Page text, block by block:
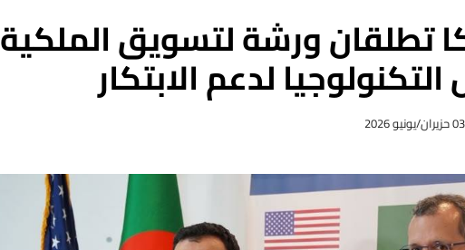
تطلقان ورشة لتسويق الملكية
لدعم الابتكار
03 حزيران/يونيو 2026